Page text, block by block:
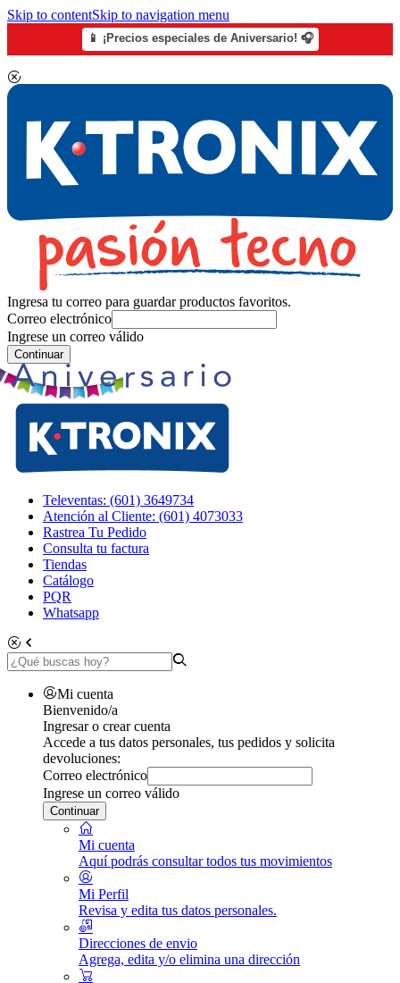
Skip to contentSkip to navigation menu
📱 ¡Precios especiales de Aniversario! 🎧
Ingresa tu correo para guardar productos favoritos.
Correo electrónico
Ingrese un correo válido
Continuar
Televentas: (601) 3649734
Atención al Cliente: (601) 4073033
Rastrea Tu Pedido
Consulta tu factura
Tiendas
Catálogo
PQR
Whatsapp
Mi cuenta
Bienvenido/a
Ingresar o crear cuenta
Accede a tus datos personales, tus pedidos y solicita
devoluciones:
Correo electrónico
Ingrese un correo válido
Continuar
Mi cuenta
Aquí podrás consultar todos tus movimientos
Mi Perfil
Revisa y edita tus datos personales.
Direcciones de envio
Agrega, edita y/o elimina una dirección